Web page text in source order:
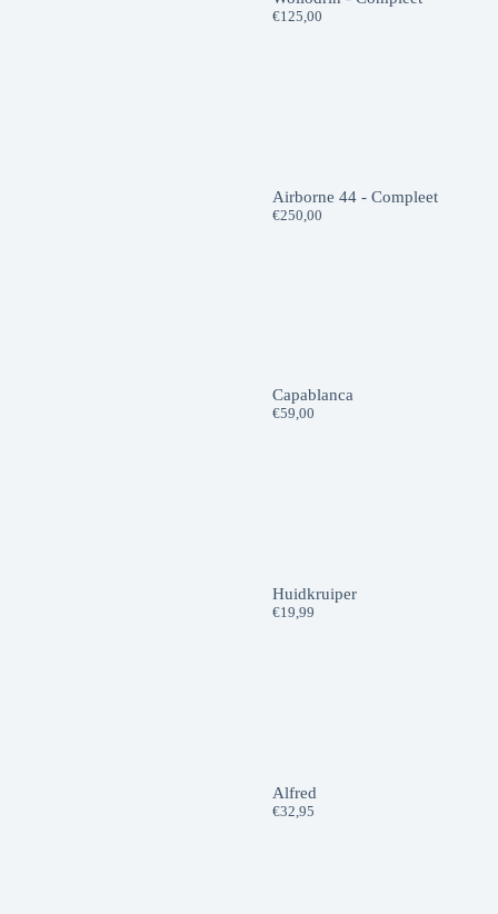
€125,00
Airborne 44 - Compleet
€250,00
Capablanca
€59,00
Huidkruiper
€19,99
Alfred
€32,95